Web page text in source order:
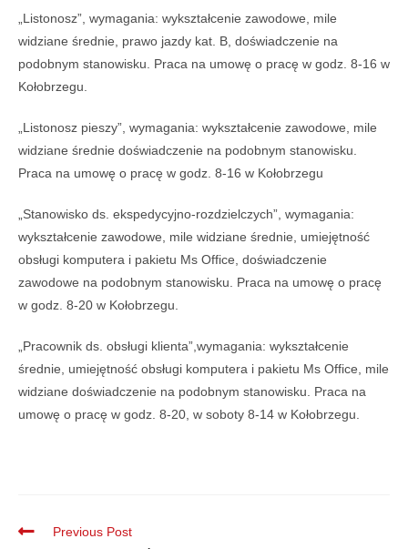
„Listonosz”, wymagania: wykształcenie zawodowe, mile
widziane średnie, prawo jazdy kat. B, doświadczenie na
podobnym stanowisku. Praca na umowę o pracę w godz. 8-16 w
Kołobrzegu.
„Listonosz pieszy”, wymagania: wykształcenie zawodowe, mile
widziane średnie doświadczenie na podobnym stanowisku.
Praca na umowę o pracę w godz. 8-16 w Kołobrzegu
„Stanowisko ds. ekspedycyjno-rozdzielczych”, wymagania:
wykształcenie zawodowe, mile widziane średnie, umiejętność
obsługi komputera i pakietu Ms Office, doświadczenie
zawodowe na podobnym stanowisku. Praca na umowę o pracę
w godz. 8-20 w Kołobrzegu.
„Pracownik ds. obsługi klienta”,wymagania: wykształcenie
średnie, umiejętność obsługi komputera i pakietu Ms Office, mile
widziane doświadczenie na podobnym stanowisku. Praca na
umowę o pracę w godz. 8-20, w soboty 8-14 w Kołobrzegu.
Previous Post